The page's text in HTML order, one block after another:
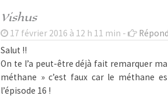
Vishus
17 février 2016 à 12 h 11 min -
Salut !!
On te l’a peut-être déjà fait remarquer
méthane » c’est faux car le méthane
l’épisode 16 !